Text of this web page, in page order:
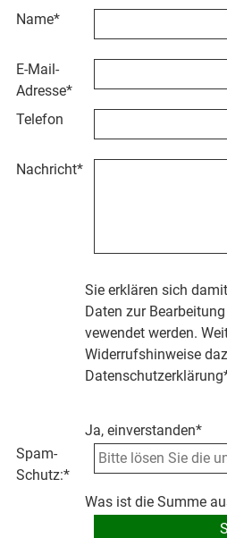
Name*
E-Mail-
Adresse*
Telefon
Nachricht*
Sie erklären sich
Daten zur
vewendet werden.
Widerrufshinweise
Datenschutzerklärung
Ja, einverstanden*
Spam-
Schutz:*
Was ist die Summe